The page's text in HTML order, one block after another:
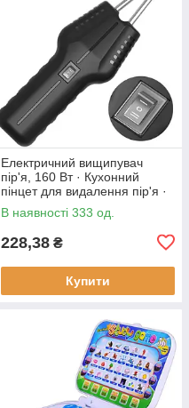
Електричний вищипувач
пір'я, 160 Вт · Кухонний
пінцет для видалення пір'я ·
Інструмент - щипці для
ощипування птиці
В наявності 333 од.
228,38 ₴
Купити